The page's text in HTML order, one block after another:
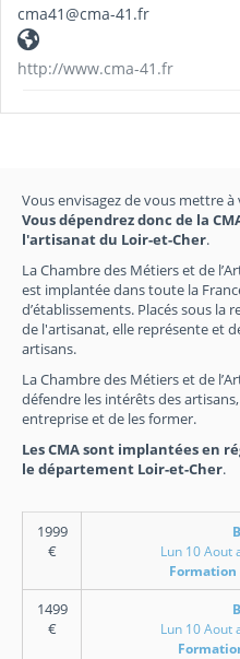
cma41@cma-41.fr
http://www.cma-41.fr
Vous envisagez de vous mettre
Vous dépendrez donc de la
l'artisanat du Loir-et-Cher.
La Chambre des Métiers et de
est implantée dans toute la
d’établissements. Placés sous
de l'artisanat, elle représente et
artisans.
La Chambre des Métiers et de
défendre les intérêts des
entreprise et de les former.
Les CMA sont implantées en
le département Loir-et-Cher.
1999
€
Lun 10 Aout
1499
€
Lun 10 Aout